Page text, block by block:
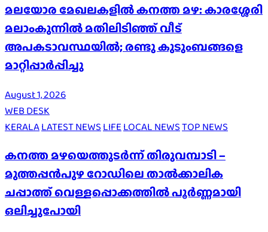
മലയോര മേഖലകളിൽ കനത്ത മഴ: കാരശ്ശേരി
മലാംകുന്നിൽ മതിലിടിഞ്ഞ് വീട്
അപകടാവസ്ഥയിൽ; രണ്ടു കുടുംബങ്ങളെ
മാറ്റിപ്പാർപ്പിച്ചു
August 1, 2026
WEB DESK
KERALALATEST NEWS LIFE LOCAL NEWSTOP NEWS
കനത്ത മഴയെത്തുടർന്ന് തിരുവമ്പാടി –
മുത്തപ്പൻപുഴ റോഡിലെ താൽക്കാലിക
ചപ്പാത്ത് വെള്ളപ്പൊക്കത്തിൽ പൂർണ്ണമായി
ഒലിച്ചുപോയി